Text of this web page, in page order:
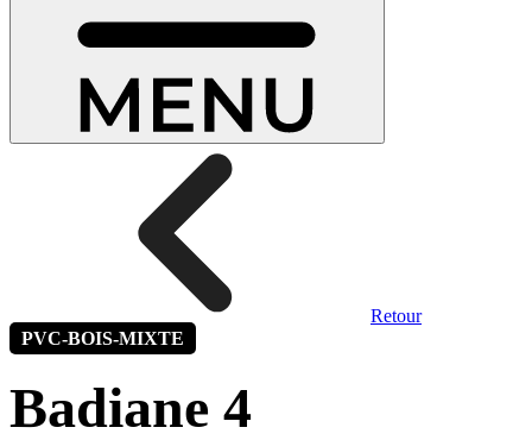
Retour
PVC-BOIS-MIXTE
Badiane 4